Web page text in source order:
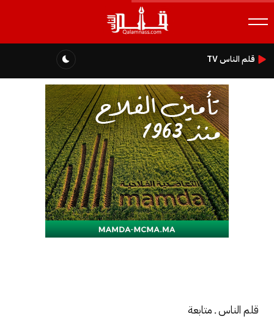
قلم الناس TV
قلم الناس ـ متابعة